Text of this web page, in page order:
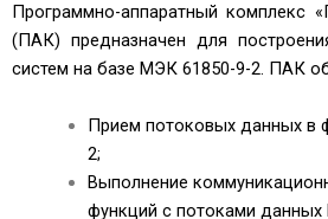
Программно-аппаратный комплекс
(ПАК) предназначен для
систем на базе МЭК 61850-9-2. ПАК
Прием потоковых данных в
2;
Выполнение
функций с потоками